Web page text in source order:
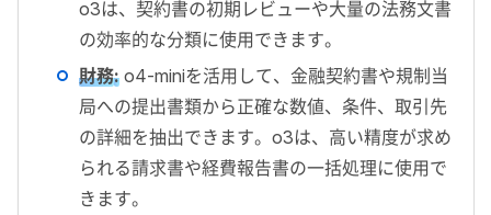
o3は、契約書の初期レビューや大量の法務文書
の効率的な分類に使用できます。
財務: o4-miniを活用して、金融契約書や規制当
局への提出書類から正確な数値、条件、取引先
の詳細を抽出できます。o3は、高い精度が求め
られる請求書や経費報告書の一括処理に使用で
きます。